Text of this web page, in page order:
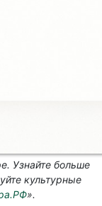
Узнайте больше
культурные
».